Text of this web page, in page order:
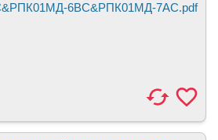
6ВС&РПК01МД-7АС.pdf